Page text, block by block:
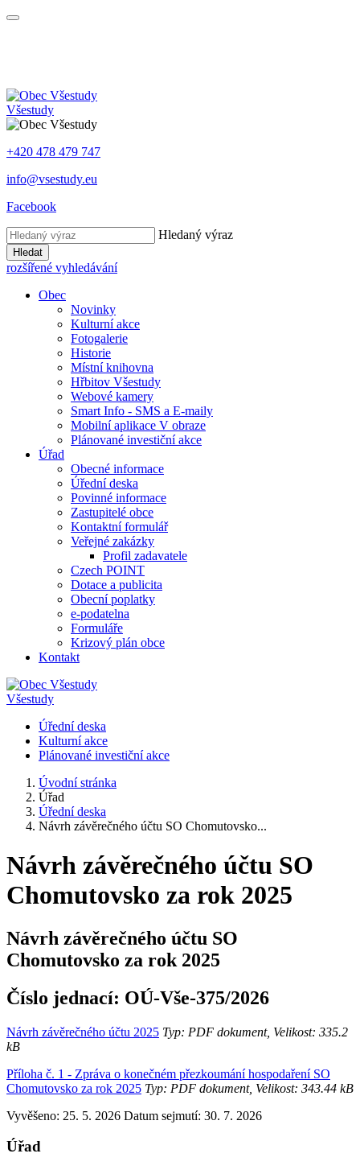
Všestudy
+420 478 479 747
info@vsestudy.eu
Facebook
Hledaný výraz
Hledat
rozšířené vyhledávání
Obec
Novinky
Kulturní akce
Fotogalerie
Historie
Místní knihovna
Hřbitov Všestudy
Webové kamery
Smart Info - SMS a E-maily
Mobilní aplikace V obraze
Plánované investiční akce
Úřad
Obecné informace
Úřední deska
Povinné informace
Zastupitelé obce
Kontaktní formulář
Veřejné zakázky
Profil zadavatele
Czech POINT
Dotace a publicita
Obecní poplatky
e-podatelna
Formuláře
Krizový plán obce
Kontakt
Všestudy
Úřední deska
Kulturní akce
Plánované investiční akce
Úvodní stránka
Úřad
Úřední deska
Návrh závěrečného účtu SO Chomutovsko...
Návrh závěrečného účtu SO
Chomutovsko za rok 2025
Návrh závěrečného účtu SO
Chomutovsko za rok 2025
Číslo jednací: OÚ-Vše-375/2026
Návrh závěrečného účtu 2025 Typ: PDF dokument, Velikost: 335.2
kB
Příloha č. 1 - Zpráva o konečném přezkoumání hospodaření SO
Chomutovsko za rok 2025 Typ: PDF dokument, Velikost: 343.44 kB
Vyvěšeno: 25. 5. 2026 Datum sejmutí: 30. 7. 2026
Úřad